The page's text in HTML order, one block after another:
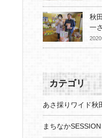
秋
一
カテゴリ
あさ採りワイド秋
まちなか